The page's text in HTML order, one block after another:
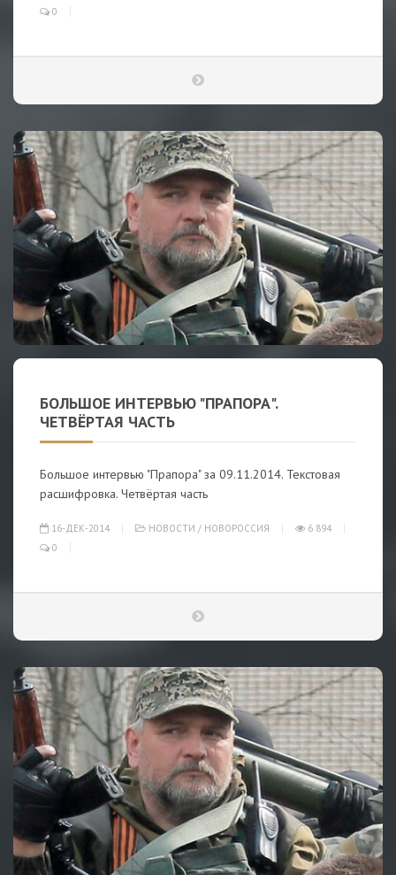
0
БОЛЬШОЕ ИНТЕРВЬЮ "ПРАПОРА".
ЧЕТВЁРТАЯ ЧАСТЬ
Большое интервью "Прапора" за 09.11.2014. Текстовая
расшифровка. Четвёртая часть
16-ДЕК-2014 НОВОСТИ / НОВОРОССИЯ
6 894
0